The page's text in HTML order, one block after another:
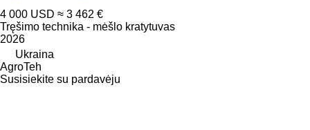
4 000 USD ≈ 3 462 €
Tręšimo technika - mėšlo kratytuvas
2026
Ukraina
AgroTeh
Susisiekite su pardavėju